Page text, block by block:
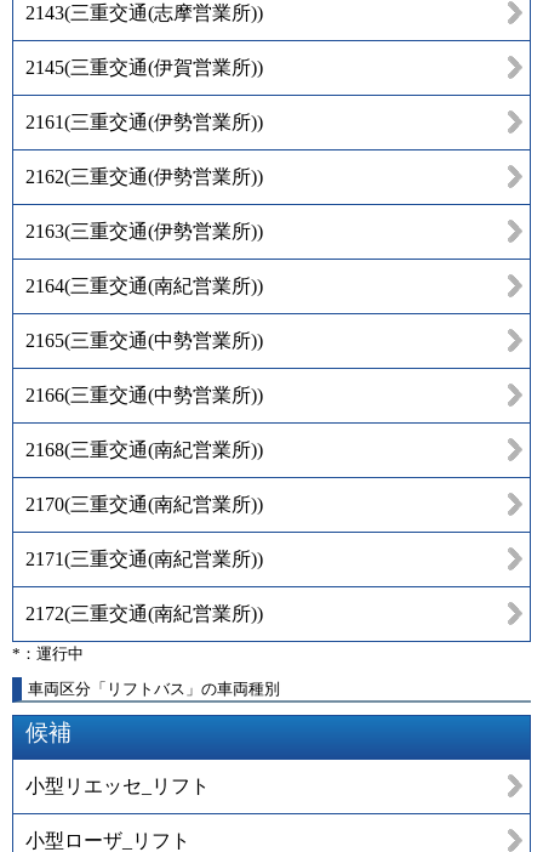
2143(三重交通(志摩営業所))
2145(三重交通(伊賀営業所))
2161(三重交通(伊勢営業所))
2162(三重交通(伊勢営業所))
2163(三重交通(伊勢営業所))
2164(三重交通(南紀営業所))
2165(三重交通(中勢営業所))
2166(三重交通(中勢営業所))
2168(三重交通(南紀営業所))
2170(三重交通(南紀営業所))
2171(三重交通(南紀営業所))
2172(三重交通(南紀営業所))
*：運行中
車両区分「リフトバス」の車両種別
候補
小型リエッセ_リフト
小型ローザ_リフト